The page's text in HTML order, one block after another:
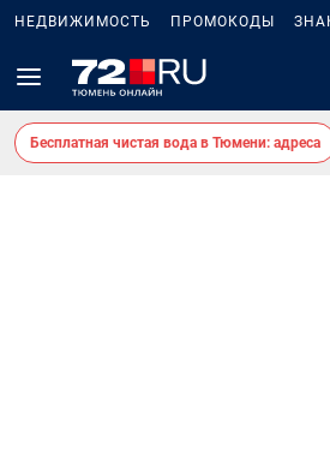
НЕДВИЖИМОСТЬ ПРОМОКОДЫ
Бесплатная чистая вода в Тюмени: адреса